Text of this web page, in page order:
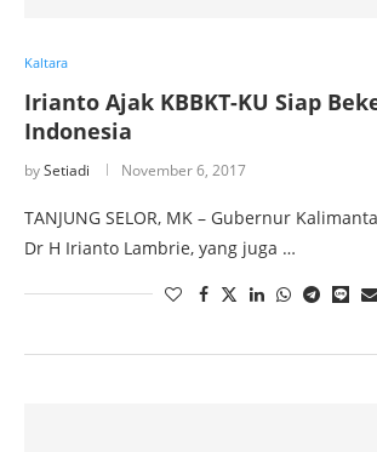
Kaltara
Irianto Ajak KBBKT-KU Siap
Indonesia
bySetiadi November 6, 2017
TANJUNG SELOR, MK – Gubernur
Dr H Irianto Lambrie, yang juga …